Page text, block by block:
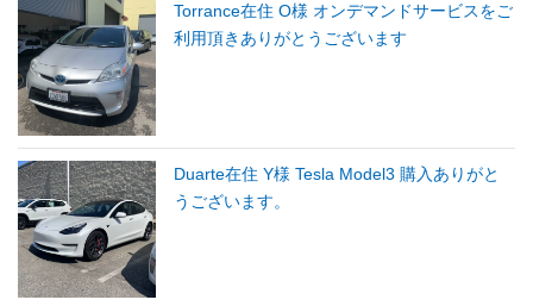
Torrance在住 O様 オンデマンドサービスをご
利用頂きありがとうございます
Duarte在住 Y様 Tesla Model3 購入ありがと
うございます。